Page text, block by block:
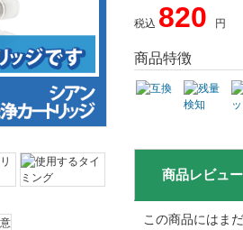
税込 820 円
商品特徴
商品レビュー
この商品にはま